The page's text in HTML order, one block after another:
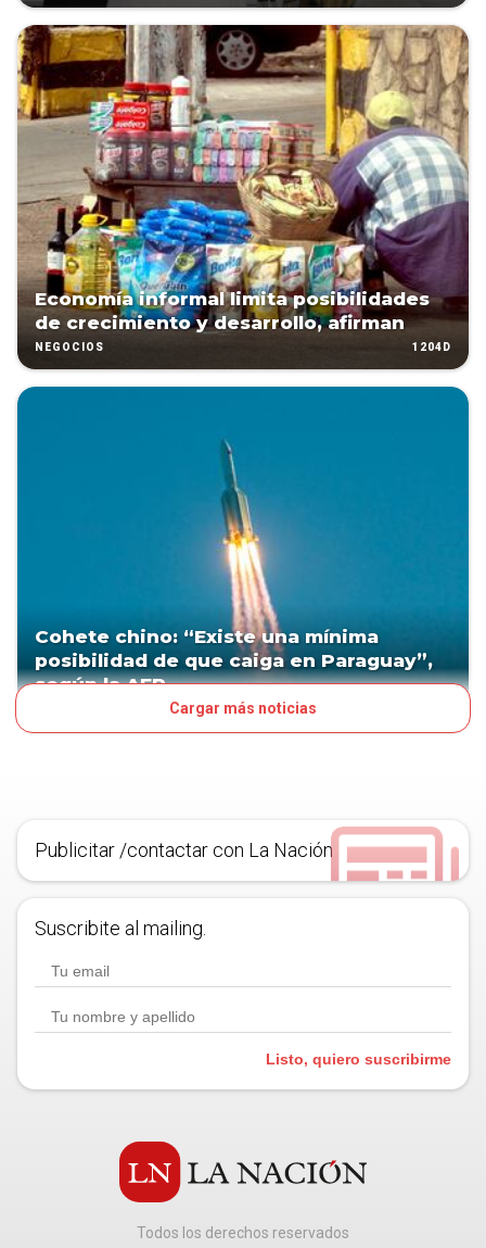
Economía informal limita posibilidades
de crecimiento y desarrollo, afirman
NEGOCIOS 1204D
Cohete chino: “Existe una mínima
posibilidad de que caiga en Paraguay”,
según la AEP
Cargar más noticias
Publicitar /contactar con La Nación
Suscribite al mailing.
Listo, quiero suscribirme
Todos los derechos reservados